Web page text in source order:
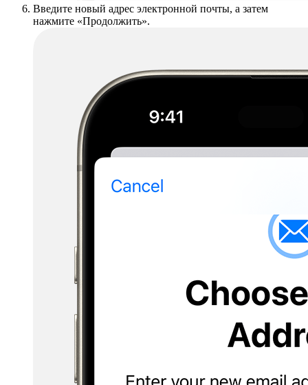
Введите новый адрес электронной почты, а затем
нажмите «Продолжить».